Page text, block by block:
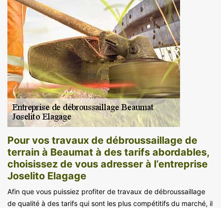
Pour vos travaux de débroussaillage de
terrain à Beaumat à des tarifs abordables,
choisissez de vous adresser à l’entreprise
Joselito Elagage
Afin que vous puissiez profiter de travaux de débroussaillage
de qualité à des tarifs qui sont les plus compétitifs du marché, il